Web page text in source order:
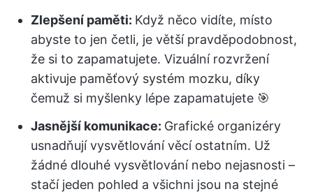
Zlepšení paměti: Když něco vidíte, místo
abyste to jen četli, je větší pravděpodobnost,
že si to zapamatujete. Vizuální rozvržení
aktivuje paměťový systém mozku, díky
čemuž si myšlenky lépe zapamatujete 🎯
Jasnější komunikace: Grafické organizéry
usnadňují vysvětlování věcí ostatním. Už
žádné dlouhé vysvětlování nebo nejasnosti –
stačí jeden pohled a všichni jsou na stejné